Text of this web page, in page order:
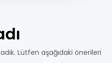
Lütfen aşağıdaki önerileri